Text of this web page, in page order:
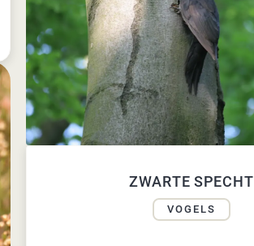
ZWARTE SPECHT
VOGELS